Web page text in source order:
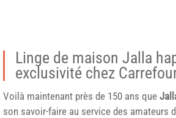
Linge de maison Jalla
exclusivité chez
Voilà maintenant près de 150 ans que
son savoir-faire au service des amateurs